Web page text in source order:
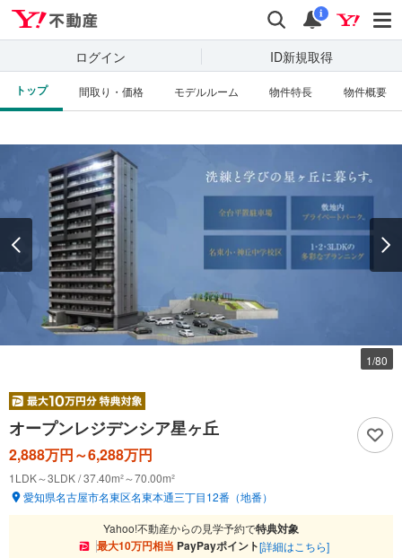
検索 通知
i
ログイン ID新規取得
トップ 間取り・価格 モデルルーム 物件特長 物件概要
資料をもらう（無料）
見学予約する（無料）
周辺の物件を見る
1/80
オープンレジデンシア星ヶ丘
2,888万円～6,288万円
1LDK～3LDK / 37.40m²～70.00m²
愛知県名古屋市名東区名東本通三丁目12番（地番）
Yahoo!不動産からの見学予約で特典対象
最大10万円相当 PayPayポイント[詳細はこちら]